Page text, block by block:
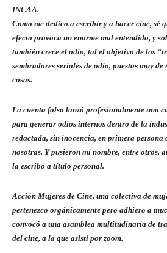
INCAA.
Como me dedico a escribir y a hacer cine, sé
efecto provoca un enorme mal entendido, y
también crece el odio, tal el objetivo de los
sembradores seriales de odio, puestos muy
cosas.
La cuenta falsa lanzó profesionalmente una
para generar odios internos dentro de la
redactada, sin inocencia, en primera
nosotras. Y pusieron mi nombre, entre otros,
la escribo a título personal.
Acción Mujeres de Cine, una colectiva de
pertenezco orgánicamente pero adhiero a
convocó a una asamblea multitudinaria de
del cine, a la que asistí por zoom.